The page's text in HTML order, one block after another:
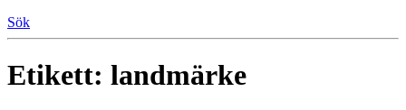
Sök
Etikett: landmärke